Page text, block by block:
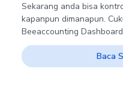
Sekarang anda bisa
kapanpun dimanapun.
Beeaccounting Dashboard
Baca